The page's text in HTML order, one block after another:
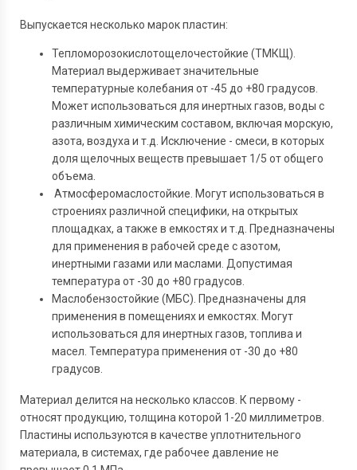
Выпускается несколько марок пластин:
Тепломорозокислотощелочестойкие (ТМКЩ).
Материал выдерживает значительные
температурные колебания от -45 до +80 градусов.
Может использоваться для инертных газов, воды с
различным химическим составом, включая морскую,
азота, воздуха и т.д. Исключение - смеси, в которых
доля щелочных веществ превышает 1/5 от общего
объема.
Атмосферомаслостойкие. Могут использоваться в
строениях различной специфики, на открытых
площадках, а также в емкостях и т.д. Предназначены
для применения в рабочей среде с азотом,
инертными газами или маслами. Допустимая
температура от -30 до +80 градусов.
Маслобензостойкие (МБС). Предназначены для
применения в помещениях и емкостях. Могут
использоваться для инертных газов, топлива и
масел. Температура применения от -30 до +80
градусов.
Материал делится на несколько классов. К первому -
относят продукцию, толщина которой 1-20 миллиметров.
Пластины используются в качестве уплотнительного
материала, в системах, где рабочее давление не